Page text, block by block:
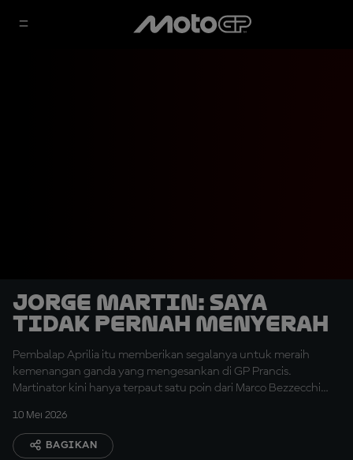
Jorge Martin: Saya
Tidak Pernah Menyerah
Pembalap Aprilia itu memberikan segalanya untuk meraih
kemenangan ganda yang mengesankan di GP Prancis.
Martinator kini hanya terpaut satu poin dari Marco Bezzecchi
10 Mei 2026
BAGIKAN